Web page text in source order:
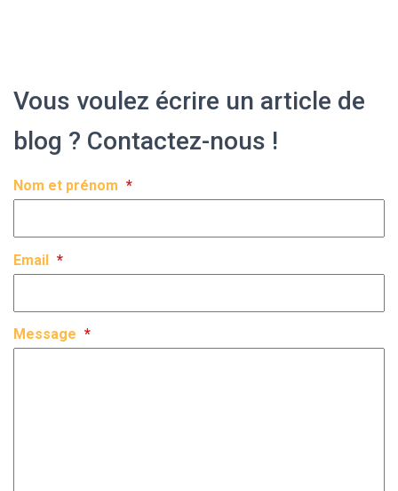
Vous voulez écrire un article de
blog ? Contactez-nous !
Nom et prénom *
Email *
Message *